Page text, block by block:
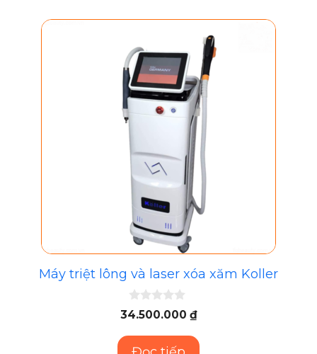
Máy triệt lông và laser xóa xăm Koller
0
n
34.500.000 ₫